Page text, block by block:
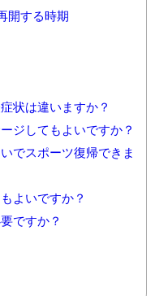
開する時期
状は違いますか？
ジしてもよいですか？
でスポーツ復帰できま
よいですか？
ですか？